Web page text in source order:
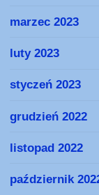
marzec 2023
luty 2023
styczeń 2023
grudzień 2022
listopad 2022
październik